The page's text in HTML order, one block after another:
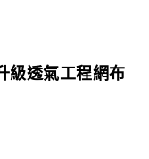
級透氣工程網布